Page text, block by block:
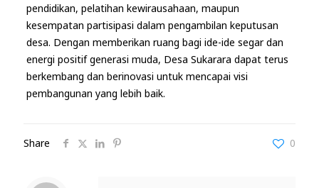
pendidikan, pelatihan kewirausahaan, maupun
kesempatan partisipasi dalam pengambilan keputusan
desa. Dengan memberikan ruang bagi ide-ide segar dan
energi positif generasi muda, Desa Sukarara dapat terus
berkembang dan berinovasi untuk mencapai visi
pembangunan yang lebih baik.
Share 0